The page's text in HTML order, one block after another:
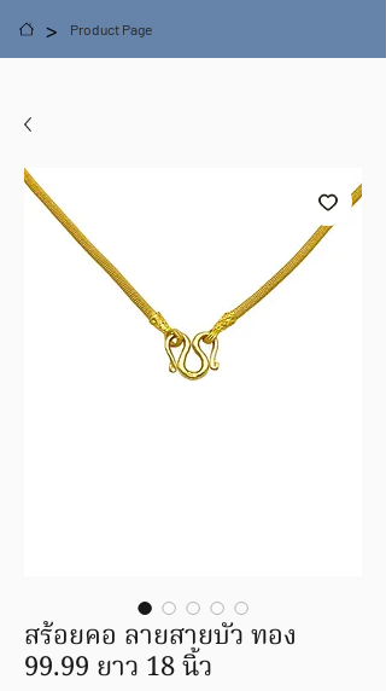
> Product Page
สร้อยคอ ลายสายบัว ทอง
99.99 ยาว 18 นิ้ว